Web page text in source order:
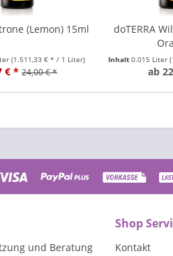
(Lemon) 15ml
(1.511,33 € * / 1 Liter)
€ * 24,00 € *
doTERRA
Inhalt0.015 Liter
ab
und Beratung
Shop
Kontakt